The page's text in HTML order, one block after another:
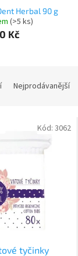
Herbal 90 g
(>5 ks)
Kč
Nejprodávanější
tyčinky
Kód: 3062